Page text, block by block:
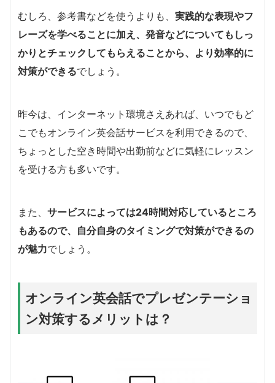
むしろ、参考書などを使うよりも、 実践的な表現やフ
レーズを学べることに加え、発音などについてもしっ
かりとチェックしてもらえることから、より効率的に
対策ができるでしょう。
昨今は、インターネット環境さえあれば、いつでもど
こでもオンライン英会話サービスを利用できるので、
ちょっとした空き時間や出勤前などに気軽にレッスン
を受ける方も多いです。
また、 サービスによっては24時間対応しているところ
もあるので、自分自身のタイミングで対策ができるの
が魅力でしょう。
オンライン英会話でプレゼンテーショ
ン対策するメリットは？